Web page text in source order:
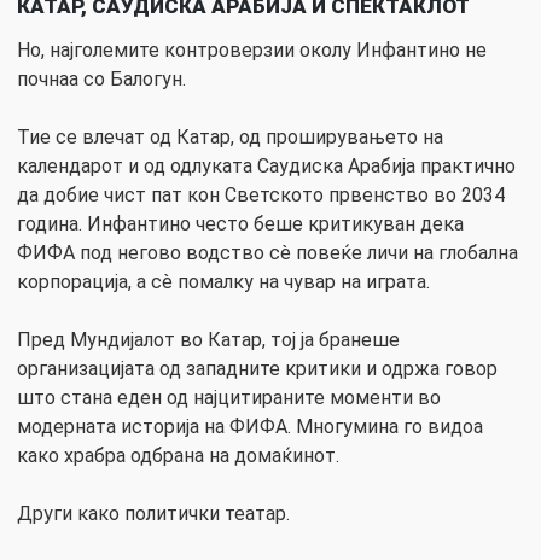
КАТАР, САУДИСКА АРАБИЈА И СПЕКТАКЛОТ
Но, најголемите контроверзии околу Инфантино не
почнаа со Балогун.
Тие се влечат од Катар, од проширувањето на
календарот и од одлуката Саудиска Арабија практично
да добие чист пат кон Светското првенство во 2034
година. Инфантино често беше критикуван дека
ФИФА под негово водство сè повеќе личи на глобална
корпорација, а сè помалку на чувар на играта.
Пред Мундијалот во Катар, тој ја бранеше
организацијата од западните критики и одржа говор
што стана еден од најцитираните моменти во
модерната историја на ФИФА. Многумина го видоа
како храбра одбрана на домаќинот.
Други како политички театар.